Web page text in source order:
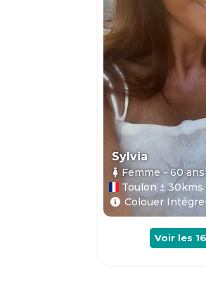
Sylvia
Femme - 60ans
Toulon ± 30kms
Colouer
Voir les